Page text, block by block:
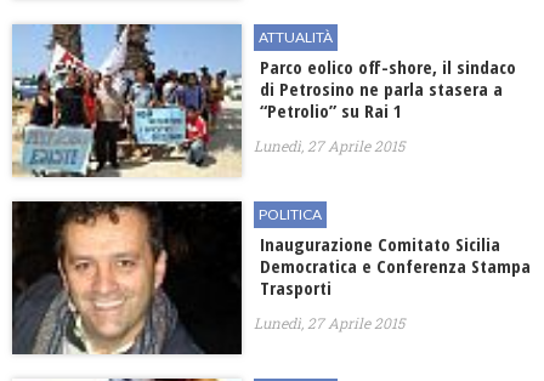
ATTUALITÀ
Parco eolico off-shore, il sindaco
di Petrosino ne parla stasera a
“Petrolio” su Rai 1
Lunedì, 27 Aprile 2015
POLITICA
Inaugurazione Comitato Sicilia
Democratica e Conferenza Stampa
Trasporti
Lunedì, 27 Aprile 2015